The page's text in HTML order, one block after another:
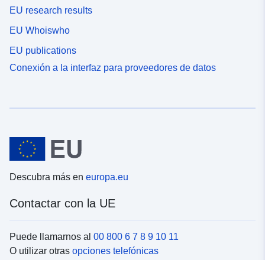
EU research results
EU Whoiswho
EU publications
Conexión a la interfaz para proveedores de datos
Descubra más en europa.eu
Contactar con la UE
Puede llamarnos al 00 800 6 7 8 9 10 11
O utilizar otras opciones telefónicas